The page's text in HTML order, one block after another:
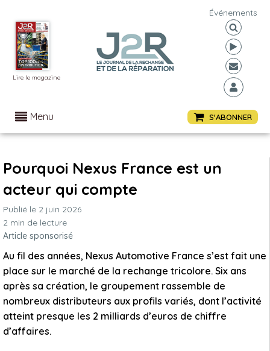
Lire le magazine
Événements
Menu S'ABONNER
Pourquoi Nexus France est un
acteur qui compte
Publié le 2 juin 2026
2 min de lecture
Article sponsorisé
Au fil des années, Nexus Automotive France s’est fait une
place sur le marché de la rechange tricolore. Six ans
après sa création, le groupement rassemble de
nombreux distributeurs aux profils variés, dont l’activité
atteint presque les 2 milliards d’euros de chiffre
d’affaires.